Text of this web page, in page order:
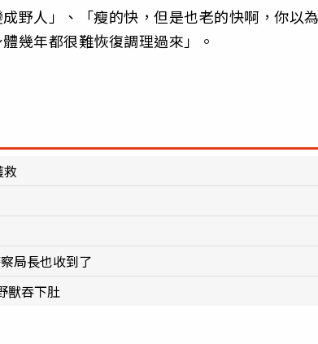
野人」、「瘦的快，但是也老的快啊，你以
幾年都很難恢復調理過來」。
局長也收到了
獸吞下肚